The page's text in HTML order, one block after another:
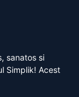
sanatos si
Simplik! Acest